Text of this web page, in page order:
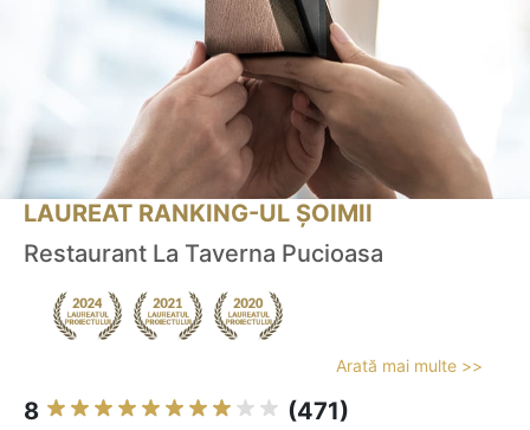
LAUREAT RANKING-UL ȘOIMII
Restaurant La Taverna Pucioasa
Arată mai multe >>
8 (471)